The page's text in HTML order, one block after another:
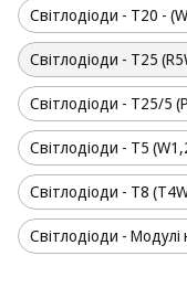
Світлодіоди - T20 -
Світлодіоди - T25
Світлодіоди - T25/5
Світлодіоди - T5
Світлодіоди - T8
Світлодіоди - Модулі